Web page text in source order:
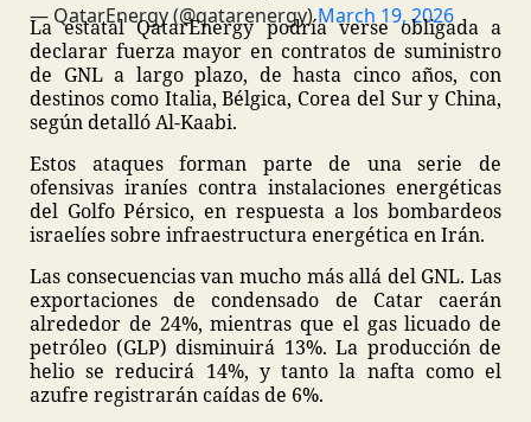
— QatarEnergy (@qatarenergy)March 19, 2026
La estatal QatarEnergy podría verse obligada a
declarar fuerza mayor en contratos de suministro
de GNL a largo plazo, de hasta cinco años, con
destinos como Italia, Bélgica, Corea del Sur y China,
según detalló Al-Kaabi.
Estos ataques forman parte de una serie de
ofensivas iraníes contra instalaciones energéticas
del Golfo Pérsico, en respuesta a los bombardeos
israelíes sobre infraestructura energética en Irán.
Las consecuencias van mucho más allá del GNL. Las
exportaciones de condensado de Catar caerán
alrededor de 24%, mientras que el gas licuado de
petróleo (GLP) disminuirá 13%. La producción de
helio se reducirá 14%, y tanto la nafta como el
azufre registrarán caídas de 6%.